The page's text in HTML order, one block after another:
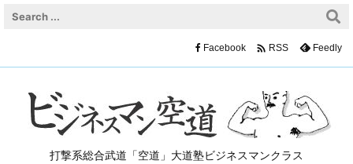
打撃系総合武道「空道」大道塾ビジネスマンクラス
Facebook  RSS Feedly